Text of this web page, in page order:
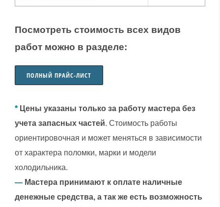
Посмотреть стоимость всех видов
работ можно в разделе:
ПОЛНЫЙ ПРАЙС-ЛИСТ
* Цены указаны только за работу мастера без
учета запасных частей. Стоимость работы
ориентировочная и может меняться в зависимости
от характера поломки, марки и модели
холодильника.
— Мастера принимают к оплате наличные
денежные средства, а так же есть возможность